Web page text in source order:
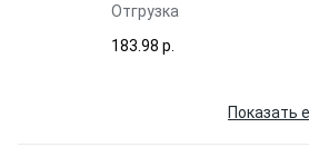
Отгрузка
183.98 p.
Показать